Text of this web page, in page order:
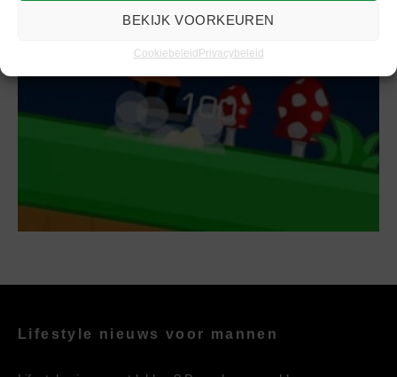
BEKIJK VOORKEUREN
CookiebeleidPrivacybeleid
Verzekeren anno nu met Anderzorg
Lifestyle nieuws voor mannen